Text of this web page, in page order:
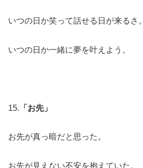
いつの日か笑って話せる日が来るさ。
いつの日か一緒に夢を叶えよう。
15. 「お先」
お先が真っ暗だと思った。
お先が見えない不安を抱えていた。